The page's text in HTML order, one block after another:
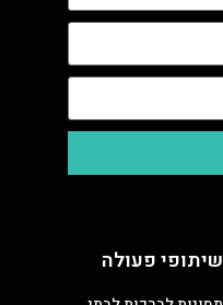
שיתופי פעולה